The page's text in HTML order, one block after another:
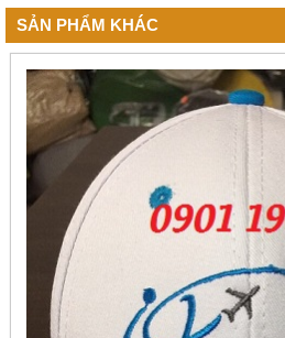
SẢN PHẨM KHÁC